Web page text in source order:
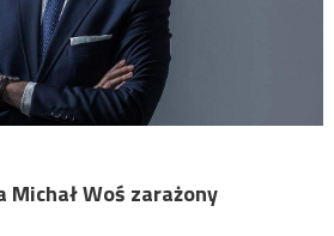
Woś zarażony